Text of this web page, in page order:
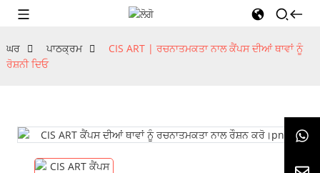
ਘਰ ਪਾਠਕ੍ਰਮ
CIS ART | ਰਚਨਾਤਮਕਤਾ ਨਾਲ ਕੈਂਪਸ ਦੀਆਂ ਥਾਵਾਂ ਨੂੰ
ਰੋਸ਼ਨੀ ਦਿਓ